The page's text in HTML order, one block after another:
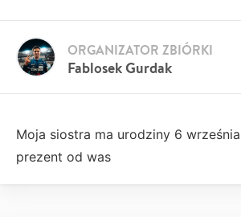
Fablosek Gurdak
ORGANIZATOR ZBIÓRKI
Moja siostra ma urodziny 6
prezent od was